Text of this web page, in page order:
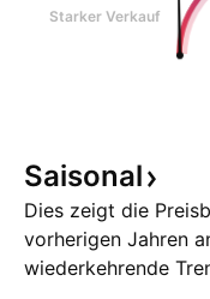
Starker Verkauf
Saisonal
Dies zeigt die
vorherigen Jahren
wiederkehrende